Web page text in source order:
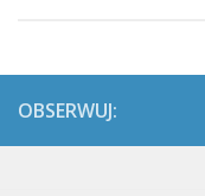
OBSERWUJ: